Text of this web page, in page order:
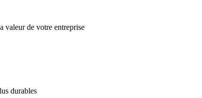
valeur de votre entreprise
durables